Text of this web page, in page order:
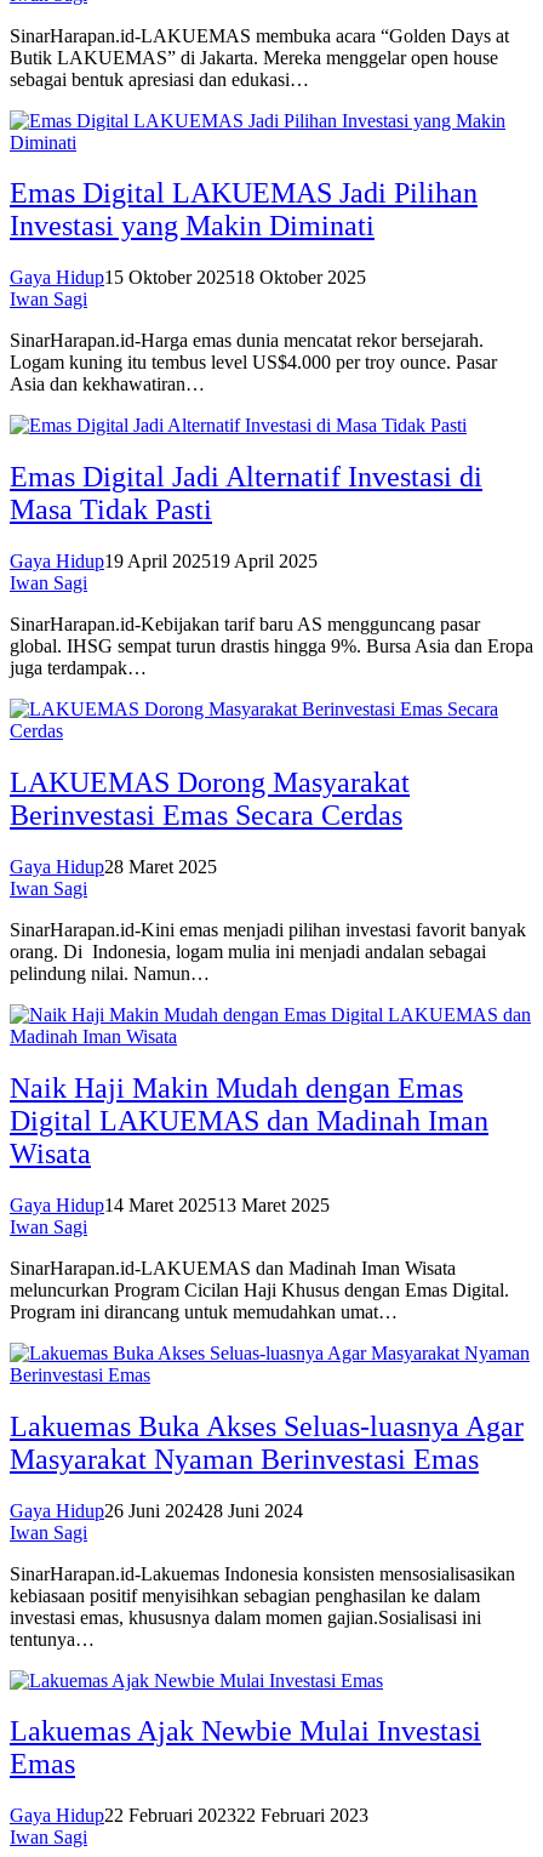
SinarHarapan.id-LAKUEMAS membuka acara “Golden Days at
Butik LAKUEMAS” di Jakarta. Mereka menggelar open house
sebagai bentuk apresiasi dan edukasi…
Emas Digital LAKUEMAS Jadi Pilihan
Investasi yang Makin Diminati
Gaya Hidup15 Oktober 202518 Oktober 2025
Iwan Sagi
SinarHarapan.id-Harga emas dunia mencatat rekor bersejarah.
Logam kuning itu tembus level US$4.000 per troy ounce. Pasar
Asia dan kekhawatiran…
Emas Digital Jadi Alternatif Investasi di
Masa Tidak Pasti
Gaya Hidup19 April 202519 April 2025
Iwan Sagi
SinarHarapan.id-Kebijakan tarif baru AS mengguncang pasar
global. IHSG sempat turun drastis hingga 9%. Bursa Asia dan Eropa
juga terdampak…
LAKUEMAS Dorong Masyarakat
Berinvestasi Emas Secara Cerdas
Gaya Hidup28 Maret 2025
Iwan Sagi
SinarHarapan.id-Kini emas menjadi pilihan investasi favorit banyak
orang. Di Indonesia, logam mulia ini menjadi andalan sebagai
pelindung nilai. Namun…
Naik Haji Makin Mudah dengan Emas
Digital LAKUEMAS dan Madinah Iman
Wisata
Gaya Hidup14 Maret 202513 Maret 2025
Iwan Sagi
SinarHarapan.id-LAKUEMAS dan Madinah Iman Wisata
meluncurkan Program Cicilan Haji Khusus dengan Emas Digital.
Program ini dirancang untuk memudahkan umat…
Lakuemas Buka Akses Seluas-luasnya Agar
Masyarakat Nyaman Berinvestasi Emas
Gaya Hidup26 Juni 202428 Juni 2024
Iwan Sagi
SinarHarapan.id-Lakuemas Indonesia konsisten mensosialisasikan
kebiasaan positif menyisihkan sebagian penghasilan ke dalam
investasi emas, khususnya dalam momen gajian.Sosialisasi ini
tentunya…
Lakuemas Ajak Newbie Mulai Investasi
Emas
Gaya Hidup22 Februari 202322 Februari 2023
Iwan Sagi